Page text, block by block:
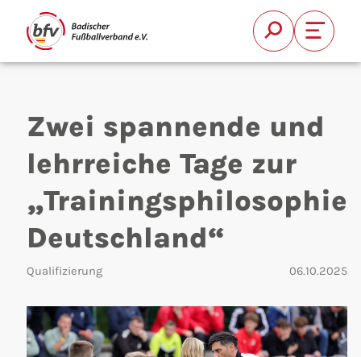
SucheFont
Zwei spannende und
lehrreiche Tage zur
„Trainingsphilosophie
Deutschland“
Qualifizierung 06.10.2025
Suchen